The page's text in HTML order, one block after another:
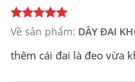
Về sản phẩm: DÂY ĐAI
thêm cái đai là đeo vừa